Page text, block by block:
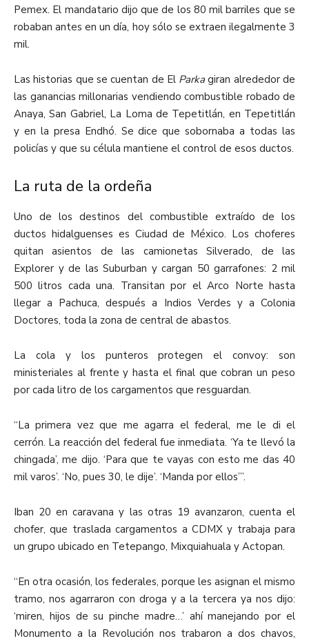
Pemex. El mandatario dijo que de los 80 mil barriles que se
robaban antes en un día, hoy sólo se extraen ilegalmente 3
mil.
Las historias que se cuentan de El Parka giran alrededor de
las ganancias millonarias vendiendo combustible robado de
Anaya, San Gabriel, La Loma de Tepetitlán, en Tepetitlán
y en la presa Endhó. Se dice que sobornaba a todas las
policías y que su célula mantiene el control de esos ductos.
La ruta de la ordeña
Uno de los destinos del combustible extraído de los
ductos hidalguenses es Ciudad de México. Los choferes
quitan asientos de las camionetas Silverado, de las
Explorer y de las Suburban y cargan 50 garrafones: 2 mil
500 litros cada una. Transitan por el Arco Norte hasta
llegar a Pachuca, después a Indios Verdes y a Colonia
Doctores, toda la zona de central de abastos.
La cola y los punteros protegen el convoy: son
ministeriales al frente y hasta el final que cobran un peso
por cada litro de los cargamentos que resguardan.
“La primera vez que me agarra el federal, me le di el
cerrón. La reacción del federal fue inmediata. ‘Ya te llevó la
chingada’, me dijo. ‘Para que te vayas con esto me das 40
mil varos’. ‘No, pues 30, le dije’. ‘Manda por ellos’”.
Iban 20 en caravana y las otras 19 avanzaron, cuenta el
chofer, que traslada cargamentos a CDMX y trabaja para
un grupo ubicado en Tetepango, Mixquiahuala y Actopan.
“En otra ocasión, los federales, porque les asignan el mismo
tramo, nos agarraron con droga y a la tercera ya nos dijo:
‘miren, hijos de su pinche madre…’ ahí manejando por el
Monumento a la Revolución nos trabaron a dos chavos,